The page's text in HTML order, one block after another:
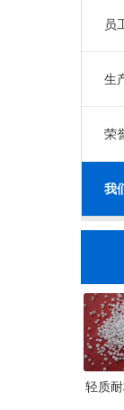
员
生
荣
我
轻质